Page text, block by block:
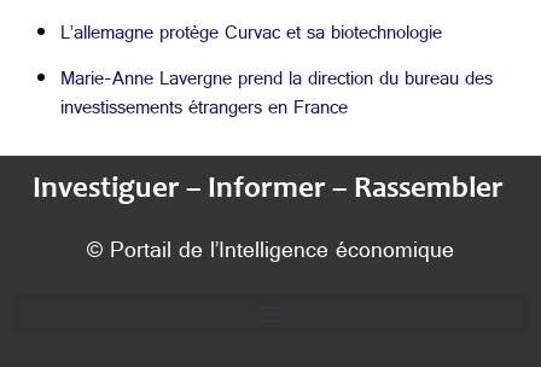
L’allemagne protège Curvac et sa biotechnologie
Marie-Anne Lavergne prend la direction du bureau des
investissements étrangers en France
Investiguer – Informer – Rassembler
© Portail de l’Intelligence économique